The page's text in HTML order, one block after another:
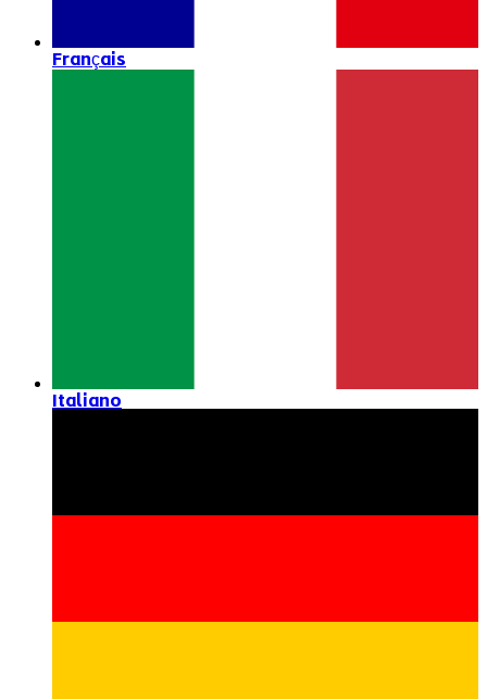
Français
Italiano